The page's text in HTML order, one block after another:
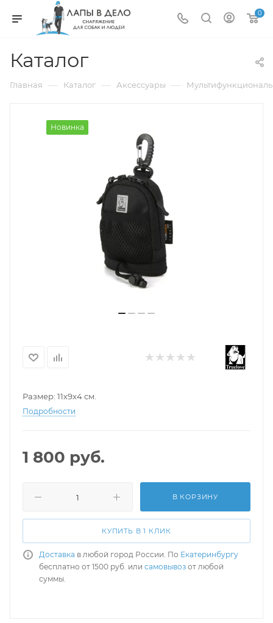
0
Каталог
Главная — Каталог — Аксессуары —
Новинка
Размер: 11х9х4 см.
Подробности
1 800 руб.
В КОРЗИНУ
КУПИТЬ В 1 КЛИК
Доставка в любой город России. По Екатеринбургу
бесплатно от 1500 руб. или самовывоз от любой
суммы.